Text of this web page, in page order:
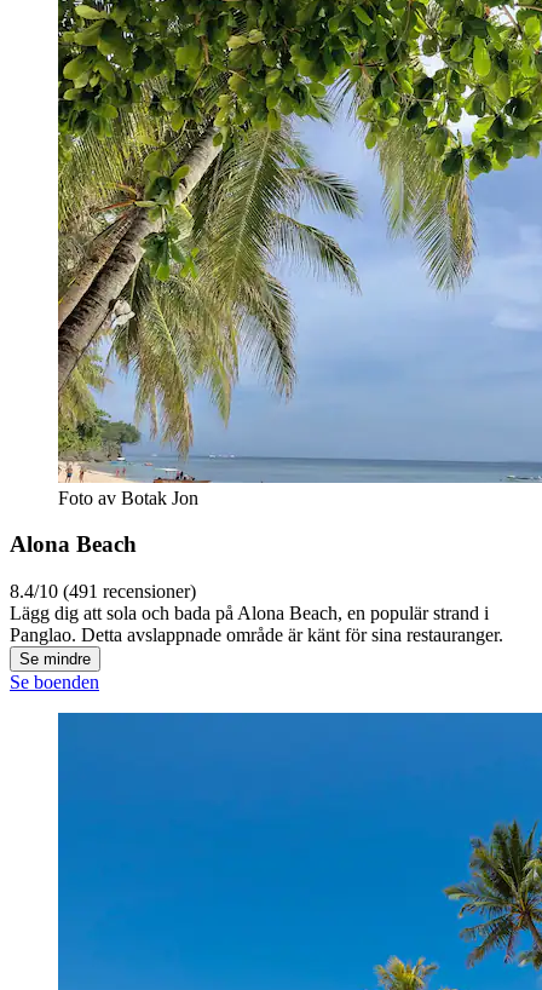
Foto av Botak Jon
Alona Beach
8.4/10 (491 recensioner)
Lägg dig att sola och bada på Alona Beach, en populär strand i
Panglao. Detta avslappnade område är känt för sina restauranger.
Se mindre
Se boenden